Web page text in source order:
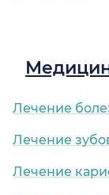
Лечение
Лечение
Лечение